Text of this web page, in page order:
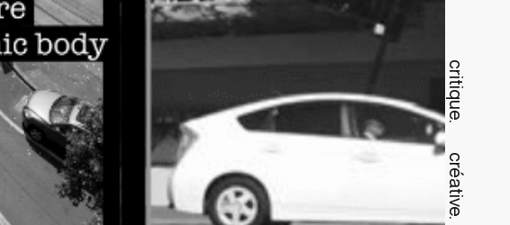
critique.
créative.